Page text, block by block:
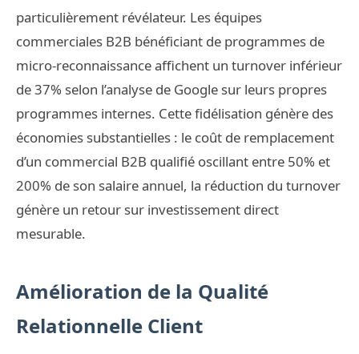
particulièrement révélateur. Les équipes
commerciales B2B bénéficiant de programmes de
micro-reconnaissance affichent un turnover inférieur
de 37% selon l’analyse de Google sur leurs propres
programmes internes. Cette fidélisation génère des
économies substantielles : le coût de remplacement
d’un commercial B2B qualifié oscillant entre 50% et
200% de son salaire annuel, la réduction du turnover
génère un retour sur investissement direct
mesurable.
Amélioration de la Qualité
Relationnelle Client